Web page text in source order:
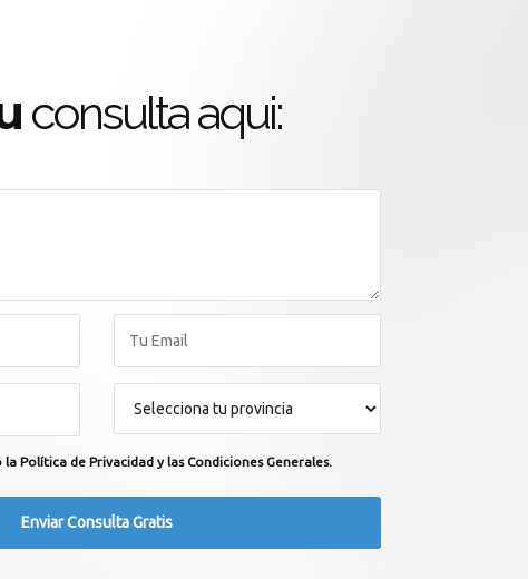
consulta aqui:
Política de Privacidad y las Condiciones Generales.